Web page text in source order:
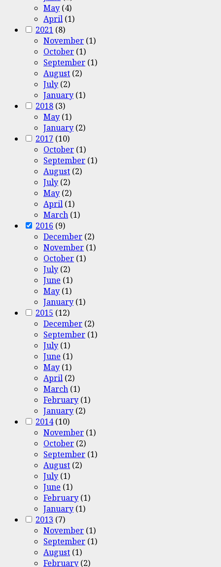
May (4)
April (1)
2021 (8)
November (1)
October (1)
September (1)
August (2)
July (2)
January (1)
2018 (3)
May (1)
January (2)
2017 (10)
October (1)
September (1)
August (2)
July (2)
May (2)
April (1)
March (1)
2016 (9)
December (2)
November (1)
October (1)
July (2)
June (1)
May (1)
January (1)
2015 (12)
December (2)
September (1)
July (1)
June (1)
May (1)
April (2)
March (1)
February (1)
January (2)
2014(10)
November (1)
October (2)
September (1)
August (2)
July (1)
June (1)
February (1)
January (1)
2013 (7)
November (1)
September (1)
August (1)
February (2)